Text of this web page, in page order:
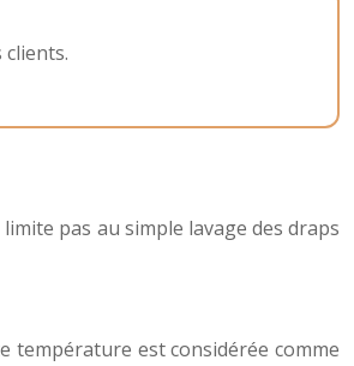
pas au simple lavage des draps
température est considérée comme